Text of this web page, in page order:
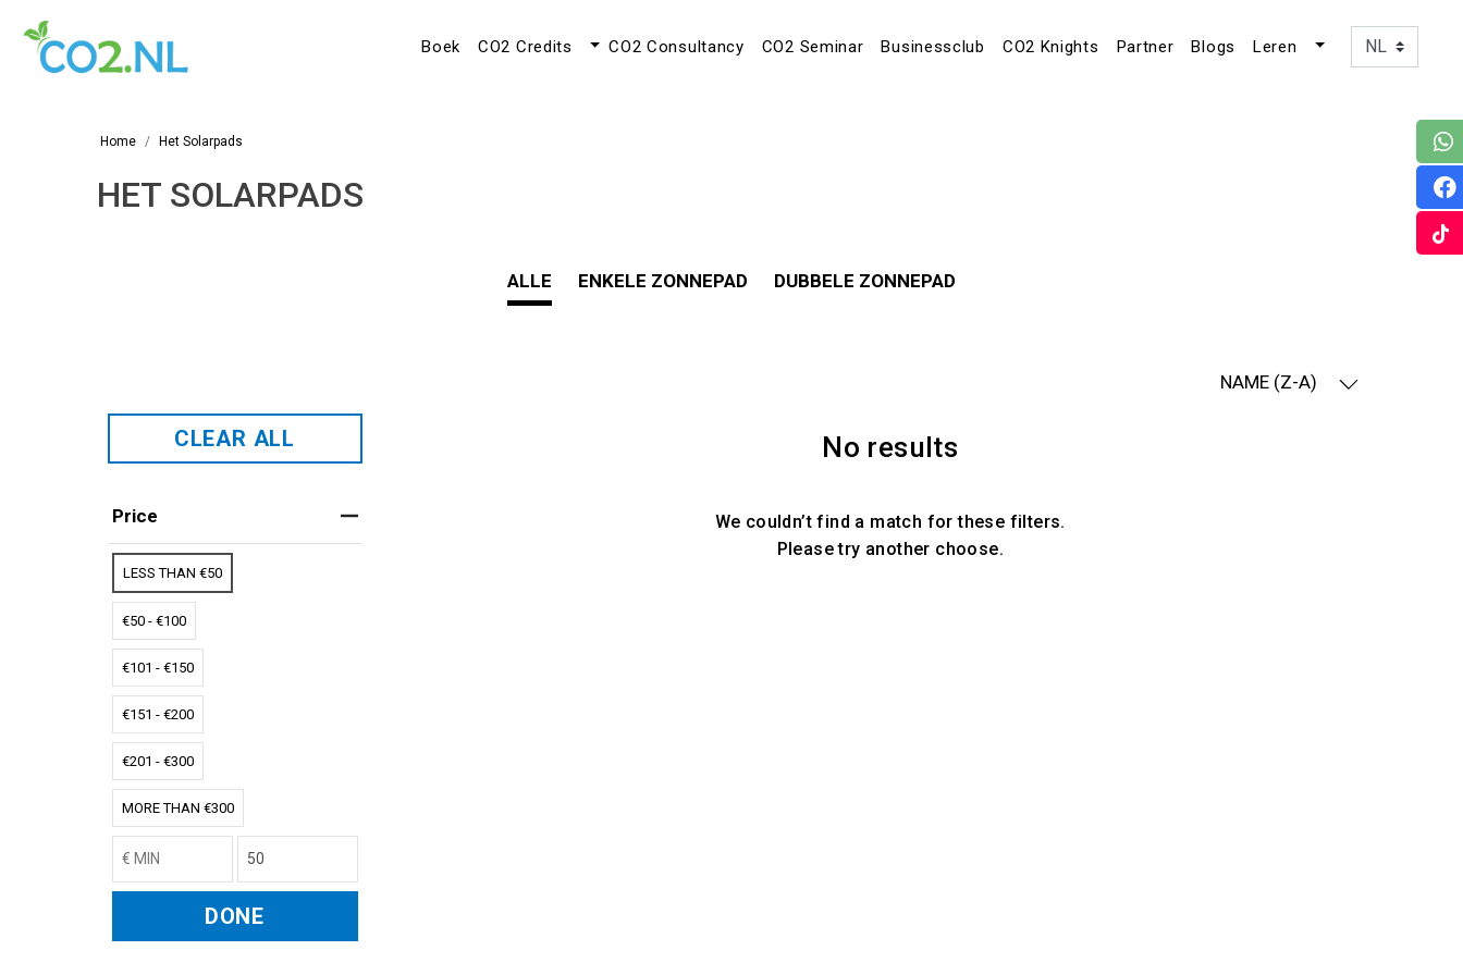
Boek CO2 Credits CO2 Consultancy CO2 Seminar Businessclub CO2 Knights Partner Blogs Leren
Home Het Solarpads
HET SOLARPADS
ALLE ENKELE ZONNEPAD DUBBELE ZONNEPAD
NAME (Z-A)
CLEAR ALL
Price
LESS THAN €50
€50 - €100
€101 - €150
€151 - €200
€201 - €300
MORE THAN €300
DONE
No results
We couldn’t find a match for these filters.
Please try another choose.